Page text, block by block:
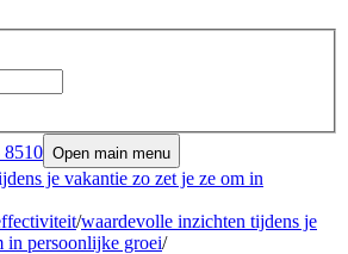
8510 Open main menu
je vakantie zo zet je ze om in
/waardevolle inzichten tijdens je
in persoonlijke groei/